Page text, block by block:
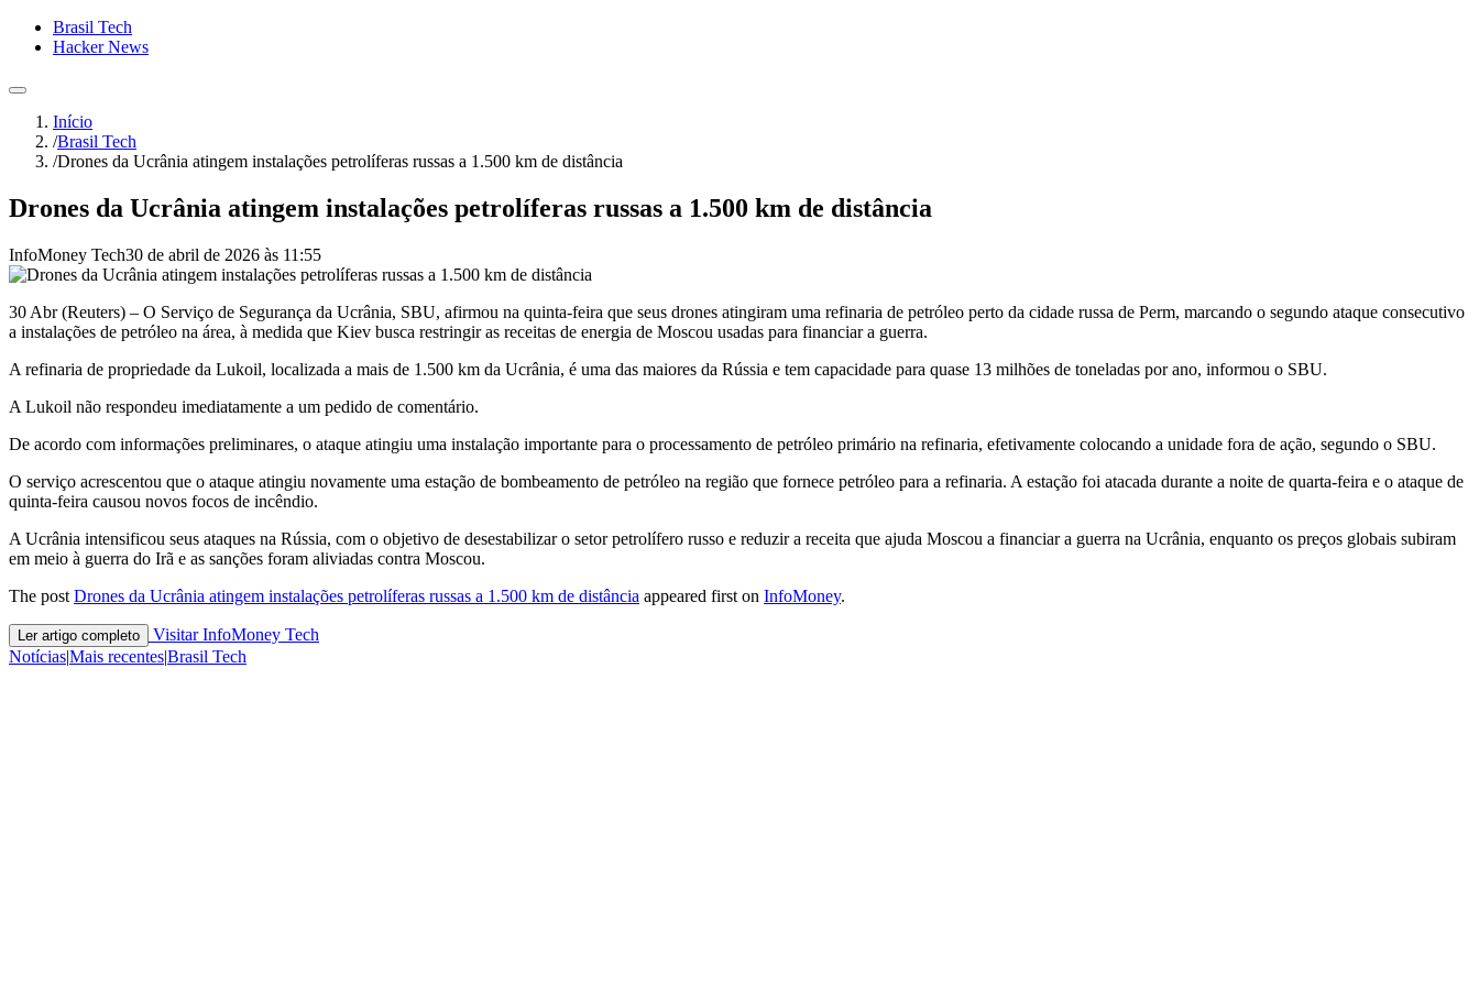
Brasil Tech
Hacker News
Início
/Brasil Tech
/Drones da Ucrânia atingem instalações petrolíferas russas a 1.500 km de distância
Drones da Ucrânia atingem instalações petrolíferas russas a 1.500 km de distância
InfoMoney Tech30 de abril de 2026 às 11:55
30 Abr (Reuters) – O Serviço ⁠de Segurança da Ucrânia, ⁠SBU, afirmou na quinta-feira que seus ‌drones atingiram uma refinaria de petróleo perto da cidade russa de Perm, ‌marcando o segundo ataque consecutivo
a instalações de petróleo na área, à medida que Kiev busca restringir as receitas de energia de Moscou usadas para ⁠financiar ‌a guerra.
A refinaria de propriedade ⁠da Lukoil, localizada a mais de 1.500 km da Ucrânia, é uma das maiores da Rússia e tem capacidade para quase 13 milhões de ​toneladas por ano, informou o SBU.
A Lukoil não respondeu imediatamente a ​um pedido de comentário.
De acordo com informações preliminares, o ataque atingiu uma instalação importante para o processamento de petróleo primário na refinaria, efetivamente colocando ‌a unidade fora de ​ação, segundo o SBU.
O serviço acrescentou que o ataque atingiu novamente uma estação de bombeamento de ⁠petróleo ​na região ​que fornece petróleo para a refinaria. A estação foi ⁠atacada durante a noite ​de quarta-feira e o ataque de
quinta-feira causou novos focos de incêndio.
A Ucrânia ​intensificou seus ataques na Rússia, com o objetivo de desestabilizar o ​setor petrolífero ⁠russo e reduzir a receita que ajuda Moscou a ⁠financiar a guerra na Ucrânia, enquanto os preços globais subiram
em meio à guerra do Irã e as sanções foram aliviadas contra Moscou.
The post Drones da Ucrânia atingem instalações petrolíferas russas a 1.500 km de distância appeared first on InfoMoney.
Ler artigo completo
Visitar InfoMoney Tech
Notícias|Mais recentes|Brasil Tech